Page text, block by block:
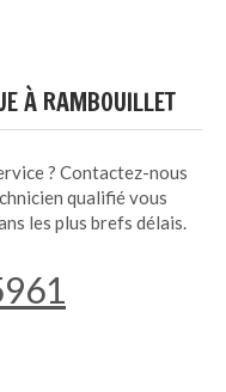
À RAMBOUILLET
? Contactez-nous
qualifié vous
les plus brefs délais.